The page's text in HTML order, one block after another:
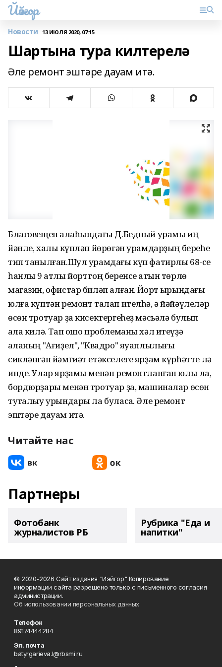
Йәйғор
Новости 13 ИЮЛЯ 2020, 07:15
Шартына тура килтерелә
Әле ремонт эштәре дауам итә.
Благовещен ҡалаһындағы Д.Бедный урамы иң
йәнле, халыҡ күпләп йөрөгән урамдарҙың береһе
тип танылған.Шул урамдағы күп фатирлы 68-се
һанлы 9 ҡатлы йорттоң беренсе ҡатын төрлө
магазин, офистар биләп алған. Йорт ҡырындағы
юлға күптән ремонт талап ителһә, ә йәйәүлеләр
өсөн тротуар ҙа кисектергеһеҙ мәсьәлә булып
ҡала килә. Тап ошо проблеманы хәл итеүҙә
ҡаланың "Ағиҙел", "Квадро" яуаплылығы
сикләнгән йәмғиәт етәкселеге ярҙам күрһәтте лә
инде. Улар ярҙамы менән ремонтланған юлы ла,
бордюрҙары менән тротуар ҙа, машиналар өсөн
туҡталыу урындары ла буласаҡ. Әле ремонт
эштәре дауам итә.
Читайте нас
Партнеры
Фотобанк
журналистов РБ
Рубрика "Еда и
напитки"
© 2020-2026 Сайт издания "Иэйгор" Копирование
информации сайта разрешено только с письменного согласия
администрации.
Об использовании персональных данных
Телефон
89174444284
Эл. почта
batyrgarieva.l@rbsmi.ru